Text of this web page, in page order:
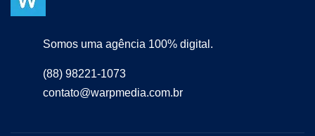
Somos uma agência 100% digital.
(88) 98221-1073
contato@warpmedia.com.br